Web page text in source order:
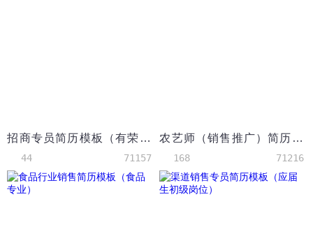
招商专员简历模板（有荣誉奖励）
44 71157
农艺师（销售推广）简历模板（突出荣誉奖励）
168 71216